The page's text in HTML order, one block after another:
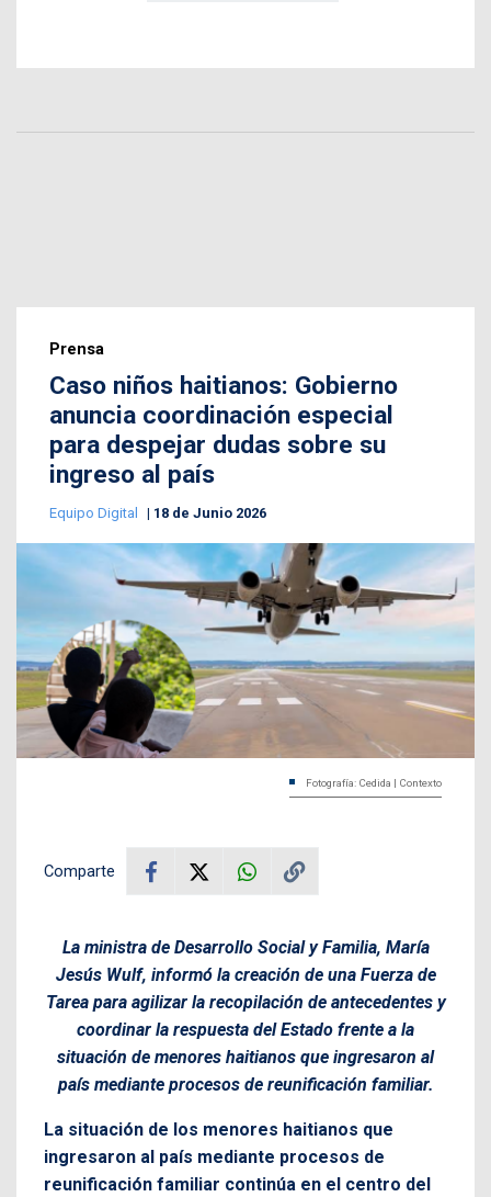
Prensa
Caso niños haitianos: Gobierno
anuncia coordinación especial
para despejar dudas sobre su
ingreso al país
Equipo Digital 18 de Junio 2026
Fotografía: Cedida | Contexto
Comparte
La ministra de Desarrollo Social y Familia, María
Jesús Wulf, informó la creación de una Fuerza de
Tarea para agilizar la recopilación de antecedentes y
coordinar la respuesta del Estado frente a la
situación de menores haitianos que ingresaron al
país mediante procesos de reunificación familiar.
La situación de los menores haitianos que
ingresaron al país mediante procesos de
reunificación familiar continúa en el centro del